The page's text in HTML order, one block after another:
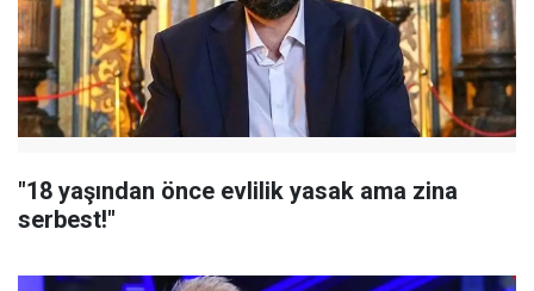
"18 yaşından önce evlilik yasak ama zina
serbest!"